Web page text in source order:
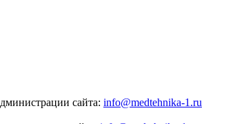
сайта: info@medtehnika-1.ru